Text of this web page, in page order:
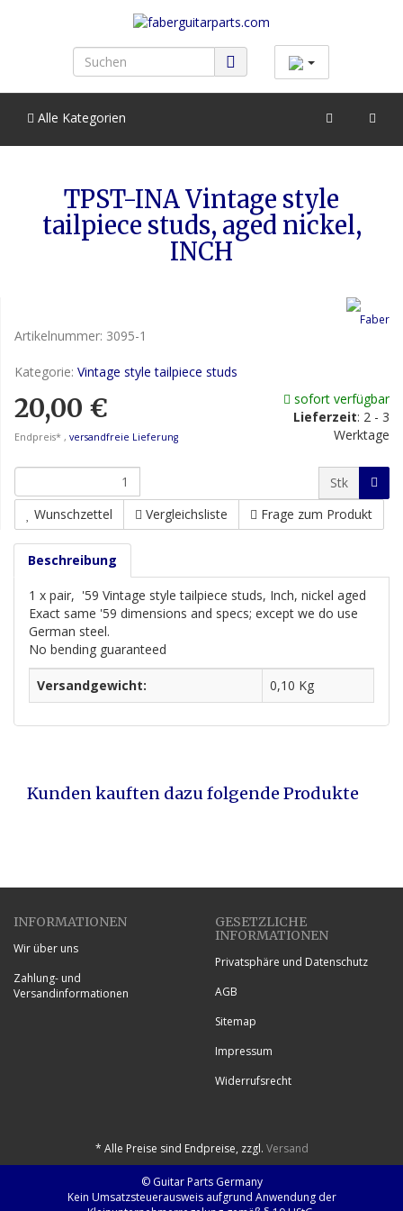
Alle Kategorien
TPST-INA Vintage style
tailpiece studs, aged nickel,
INCH
Artikelnummer: 3095-1
Kategorie: Vintage style tailpiece studs
20,00 €
Endpreis* , versandfreie Lieferung
sofort verfügbar
Lieferzeit: 2 - 3
Werktage
Stk
Wunschzettel
Vergleichsliste Frage zum Produkt
Beschreibung
1 x pair, '59 Vintage style tailpiece studs, Inch, nickel aged
Exact same '59 dimensions and specs; except we do use
German steel.
No bending guaranteed
Versandgewicht: 0,10 Kg
Kunden kauften dazu folgende Produkte
INFORMATIONEN
Wir über uns
Zahlung- und
Versandinformationen
GESETZLICHE
INFORMATIONEN
Privatsphäre und Datenschutz
AGB
Sitemap
Impressum
Widerrufsrecht
* Alle Preise sind Endpreise, zzgl. Versand
© Guitar Parts Germany
Kein Umsatzsteuerausweis aufgrund Anwendung der